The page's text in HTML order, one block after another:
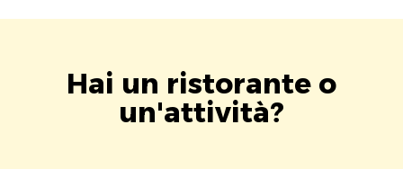
Hai un ristorante o
un'attività?